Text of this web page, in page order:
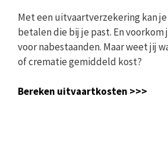
Met een uitvaartverzekering kan
betalen die bij je past. En voorkom
voor nabestaanden. Maar weet jij
of crematie gemiddeld kost?
Bereken uitvaartkosten >>>